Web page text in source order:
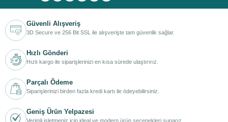
Güvenli Alışveriş
3D Secure ve 256 Bit SSL ile alışverişte tam güvenlik sağlar.
Hızlı Gönderi
Hızlı kargo ile siparişlerinizi en kısa sürede ulaştırırız.
Parçalı Ödeme
Siparişlerinizi birden fazla kredi kartı ile ödeyebilirsiniz.
Geniş Ürün Yelpazesi
Verimli işletmeniz için ideal ve modern ürün seçenekleri sunarız.